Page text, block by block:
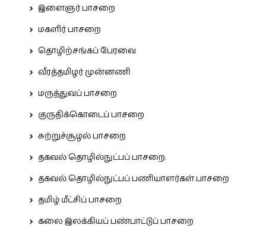
இளைஞர் பாசறை
மகளிர் பாசறை
தொழிற்சங்கப் பேரவை
வீரத்தமிழர் முன்னணி
மருத்துவப் பாசறை
குருதிக்கொடைப் பாசறை
சுற்றுச்சூழல் பாசறை
தகவல் தொழில்நுட்பப் பாசறை.
தகவல் தொழில்நுட்பப் பணியாளர்கள் பாசறை
தமிழ் மீட்சிப் பாசறை
கலை இலக்கியப் பண்பாட்டுப் பாசறை